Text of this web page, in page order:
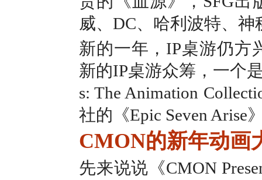
威、DC、哈利波特、
新的一年，IP桌游仍方
新的IP桌游众筹，一个
s: The Animation
社的《Epic Seven Arise
CMON的新年动画
先来说说《CMON